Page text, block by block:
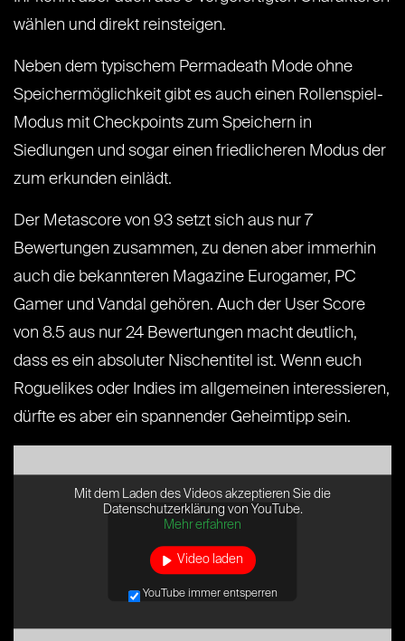
wählen und direkt reinsteigen.
Neben dem typischem Permadeath Mode ohne
Speichermöglichkeit gibt es auch einen Rollenspiel-
Modus mit Checkpoints zum Speichern in
Siedlungen und sogar einen friedlicheren Modus der
zum erkunden einlädt.
Der Metascore von 93 setzt sich aus nur 7
Bewertungen zusammen, zu denen aber immerhin
auch die bekannteren Magazine Eurogamer, PC
Gamer und Vandal gehören. Auch der User Score
von 8.5 aus nur 24 Bewertungen macht deutlich,
dass es ein absoluter Nischentitel ist. Wenn euch
Roguelikes oder Indies im allgemeinen interessieren,
dürfte es aber ein spannender Geheimtipp sein.
Mit dem Laden des Videos akzeptieren Sie die
Datenschutzerklärung von YouTube.
Mehr erfahren
Video laden
YouTube immer entsperren